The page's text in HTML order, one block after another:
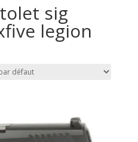
sig
legion